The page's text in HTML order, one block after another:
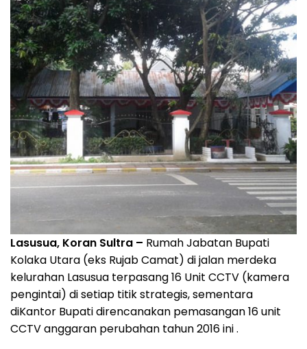
Lasusua, Koran Sultra – Rumah Jabatan Bupati
Kolaka Utara (eks Rujab Camat) di jalan merdeka
kelurahan Lasusua terpasang 16 Unit CCTV (kamera
pengintai) di setiap titik strategis, sementara
diKantor Bupati direncanakan pemasangan 16 unit
CCTV anggaran perubahan tahun 2016 ini .